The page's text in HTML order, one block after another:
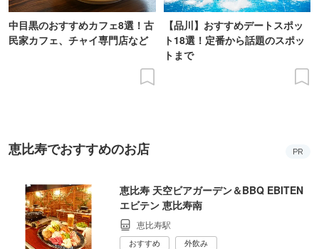
中目黒のおすすめカフェ8選！古
民家カフェ、チャイ専門店など
【品川】おすすめデートスポッ
ト18選！定番から話題のスポッ
トまで
恵比寿でおすすめのお店 PR
恵比寿 天空ビアガーデン＆BBQ EBITEN
エビテン 恵比寿南
恵比寿駅
おすすめ 外飲み